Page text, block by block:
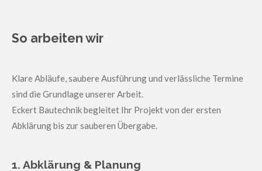
So arbeiten wir
Klare Abläufe, saubere Ausführung und verlässliche Termine
sind die Grundlage unserer Arbeit.
Eckert Bautechnik begleitet Ihr Projekt von der ersten
Abklärung bis zur sauberen Übergabe.
1. Abklärung & Planung